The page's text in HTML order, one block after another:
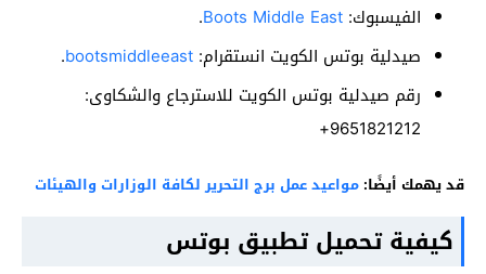
الفيسبوك: Boots Middle East
.
صيدلية بوتس الكويت انستقرام: bootsmiddleeast
.
رقم صيدلية بوتس الكويت للاسترجاع والشكاوى:
9651821212+
قد يهمك أيضًا: مواعيد عمل برج التحرير لكافة الوزارات والهيئات
كيفية تحميل تطبيق بوتس